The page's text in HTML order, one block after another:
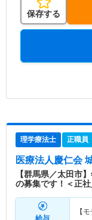
保存する
理学療法士 正職員
医療法人慶仁会
【群馬県／太田市
の募集です！＜正社
給与
【